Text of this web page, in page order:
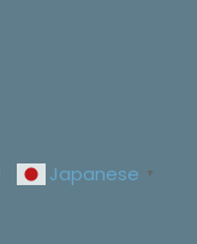
Japanese ▼